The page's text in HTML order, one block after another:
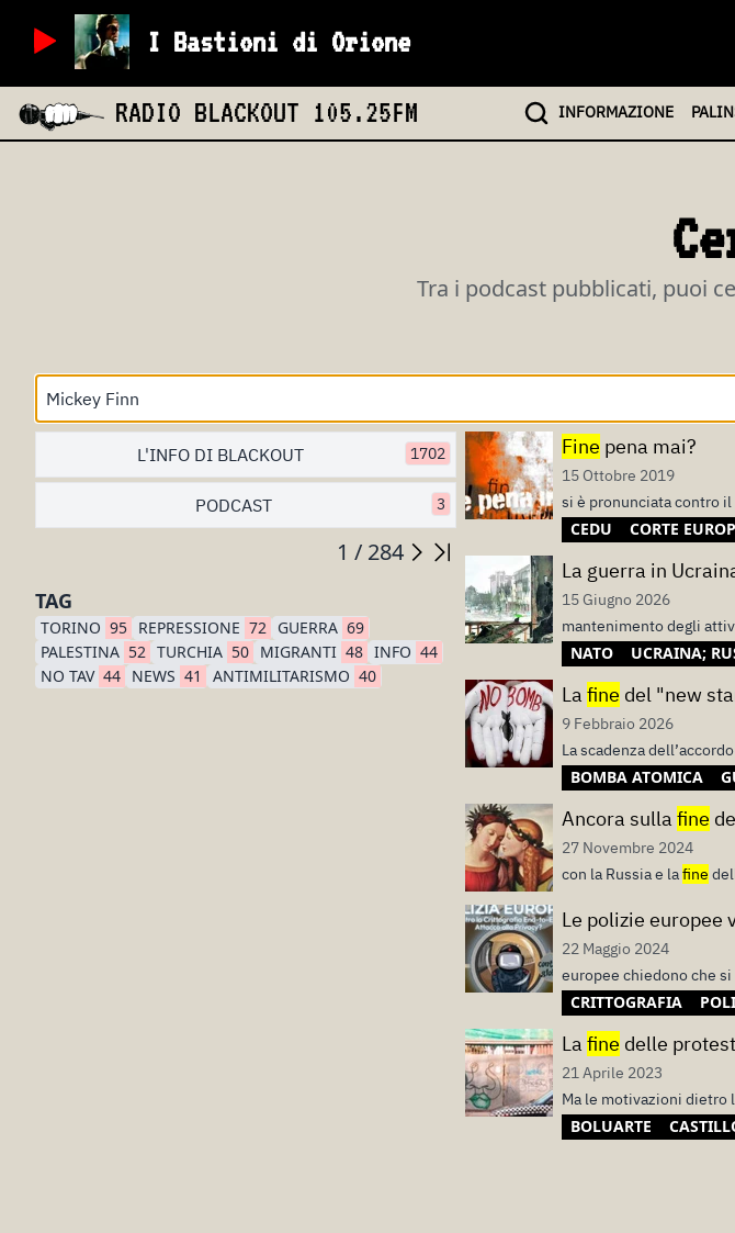
I Bastioni di Orione
RADIO BLACKOUT 105.25FM INFORMAZIONE
Tra i podcast pubblicati, puoi
L'INFO DI BLACKOUT 1702
PODCAST 3
1 / 284
TAG
TORINO 95 REPRESSIONE 72 GUERRA 69
PALESTINA 52 TURCHIA 50 MIGRANTI 48 INFO 44
NO TAV 44 NEWS 41 ANTIMILITARISMO 40
Fine pena mai?
15 Ottobre 2019
si è pronunciata contro il
CEDU CORTE
La guerra in
15 Giugno 2026
mantenimento degli
NATO UCRAINA;
La fine del "new
9 Febbraio 2026
La scadenza
BOMBA ATOMICA
Ancora sulla fine
27 Novembre 2024
con la Russia e lafine
Le polizie europee
22 Maggio 2024
europee chiedono che si
CRITTOGRAFIA
La fine delle
21 Aprile 2023
Ma le motivazioni dietro
BOLUARTE